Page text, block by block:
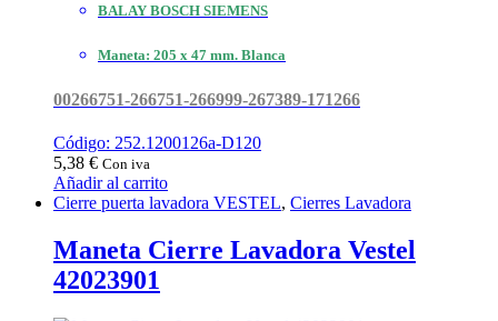
BALAY BOSCH SIEMENS
Maneta: 205 x 47 mm. Blanca
00266751-266751-266999-267389-171266
Código: 252.1200126a-D120
5,38 € Con iva
Añadir al carrito
Cierre puerta lavadora VESTEL, Cierres Lavadora
Maneta Cierre Lavadora Vestel
42023901